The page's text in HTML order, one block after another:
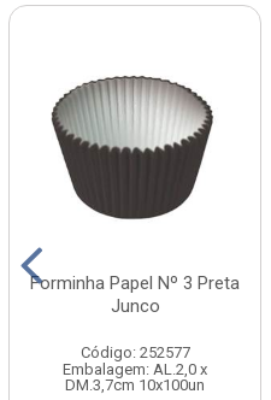
Forminha Papel Nº 3 Preta
Junco
Código: 252577
Embalagem: AL.2,0 x
DM.3,7cm 10x100un